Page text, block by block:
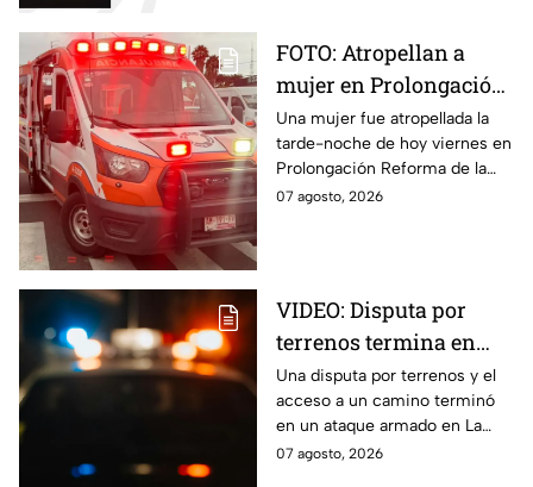
FOTO: Atropellan a
mujer en Prolongación
Reforma, en Puebla,
hoy viernes; así se vio
la zona
Una mujer fue atropellada la
tarde-noche de hoy viernes en
Prolongación Reforma de la
ciudad de Puebla; toma
07 agosto, 2026
VIDEO: Disputa por
terrenos termina en
ataque armado en
Chihuahua; padre
muere y su hijo queda
herido
Una disputa por terrenos y el
acceso a un camino terminó
en un ataque armado en La
Regina, Chihuahua, donde un
07 agosto, 2026